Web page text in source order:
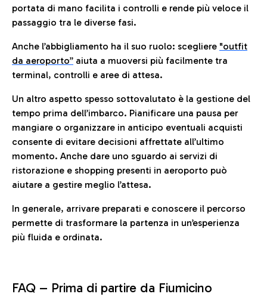
portata di mano facilita i controlli e rende più veloce il
passaggio tra le diverse fasi.
Anche l’abbigliamento ha il suo ruolo: scegliere "outfit
da aeroporto” aiuta a muoversi più facilmente tra
terminal, controlli e aree di attesa.
Un altro aspetto spesso sottovalutato è la gestione del
tempo prima dell’imbarco. Pianificare una pausa per
mangiare o organizzare in anticipo eventuali acquisti
consente di evitare decisioni affrettate all’ultimo
momento. Anche dare uno sguardo ai servizi di
ristorazione e shopping presenti in aeroporto può
aiutare a gestire meglio l’attesa.
In generale, arrivare preparati e conoscere il percorso
permette di trasformare la partenza in un’esperienza
più fluida e ordinata.
FAQ – Prima di partire da Fiumicino